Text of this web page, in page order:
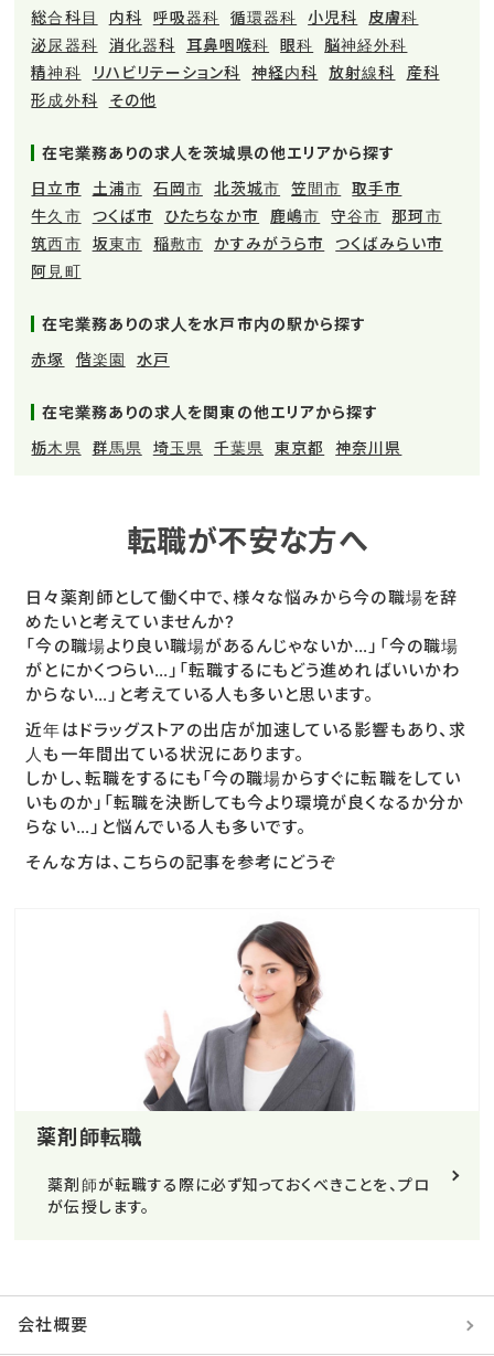
総合科目
内科 呼吸器科 循環器科 小児科
皮膚科
泌尿器科
消化器科 耳鼻咽喉科 眼科
脳神経外科
精神科
リハビリテーション科 神経内科 放射線科
産科
形成外科
その他
在宅業務ありの求人を茨城県の他エリアから探す
日立市
土浦市 石岡市 北茨城市 笠間市
取手市
牛久市
つくば市 ひたちなか市 鹿嶋市 守谷市
那珂市
筑西市
坂東市 稲敷市 かすみがうら市
つくばみらい市
阿見町
在宅業務ありの求人を水戸市内の駅から探す
赤塚
偕楽園 水戸
在宅業務ありの求人を関東の他エリアから探す
栃木県
群馬県 埼玉県 千葉県 東京都 神奈川県
転職が不安な方へ
日々薬剤師として働く中で、様々な悩みから今の職場を辞
めたいと考えていませんか?
「今の職場より良い職場があるんじゃないか…」「今の職場
がとにかくつらい…」「転職するにもどう進めればいいかわ
からない…」と考えている人も多いと思います。
近年はドラッグストアの出店が加速している影響もあり、求
人も一年間出ている状況にあります。
しかし、転職をするにも「今の職場からすぐに転職をしてい
いものか」「転職を決断しても今より環境が良くなるか分か
らない…」と悩んでいる人も多いです。
そんな方は、こちらの記事を参考にどうぞ
薬剤師転職
薬剤師が転職する際に必ず知っておくべきことを、プロ
が伝授します。
会社概要